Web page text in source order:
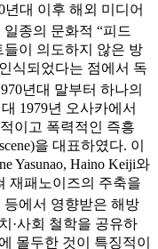
년대 이후 해외 미디어
일종의 문화적 “피드
이 의도하지 않은 방
식되었다는 점에서 독
년대 말부터 하나의
1979년 오사카에서
이고 폭력적인 즉흥
을 대표하였다. 이
Yasunao, Haino Keiji와
재패노이즈의 주축을
에서 영향받은 해방
·사회 철학을 공유하
몰두한 것이 특징적이